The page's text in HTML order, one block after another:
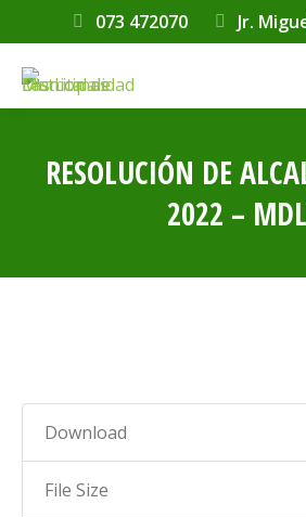
073 472070 Jr.
RESOLUCIÓN DE
2022 –
Download
File Size